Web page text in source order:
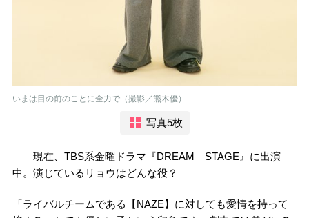
いまは目の前のことに全力で（撮影／熊木優）
写真5枚
――現在、TBS系金曜ドラマ『DREAM STAGE』に出演
中。演じているリョウはどんな役？
「ライバルチームである【NAZE】に対しても愛情を持って